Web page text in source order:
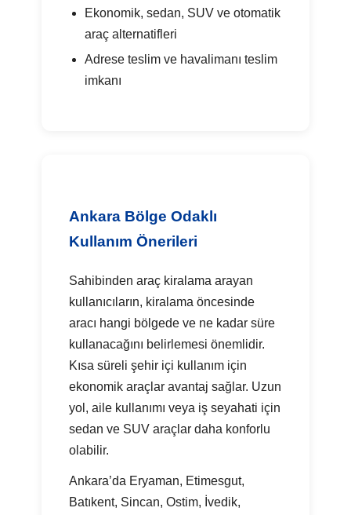
Ekonomik, sedan, SUV ve otomatik
araç alternatifleri
Adrese teslim ve havalimanı teslim
imkanı
Ankara Bölge Odaklı
Kullanım Önerileri
Sahibinden araç kiralama arayan
kullanıcıların, kiralama öncesinde
aracı hangi bölgede ve ne kadar süre
kullanacağını belirlemesi önemlidir.
Kısa süreli şehir içi kullanım için
ekonomik araçlar avantaj sağlar. Uzun
yol, aile kullanımı veya iş seyahati için
sedan ve SUV araçlar daha konforlu
olabilir.
Ankara’da Eryaman, Etimesgut,
Batıkent, Sincan, Ostim, İvedik,